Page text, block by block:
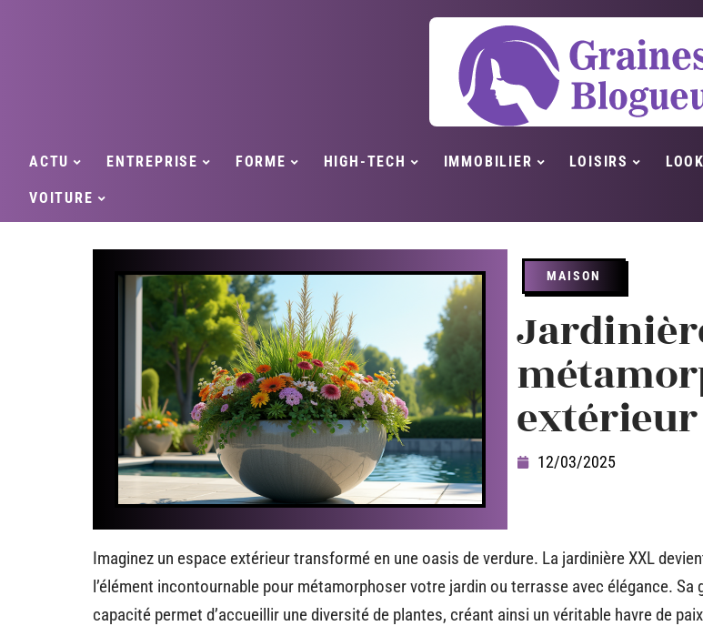
ACTU ENTREPRISE FORME HIGH-TECH IMMOBILIER LOISIRS LOOK
VOITURE
MAISON
extérieur
12/03/2025
Imaginez un espace extérieur transformé en une oasis de verdure. La jardinière XXL
l’élément incontournable pour métamorphoser votre jardin ou terrasse avec élégance. Sa
capacité permet d’accueillir une diversité de plantes, créant ainsi un véritable havre de